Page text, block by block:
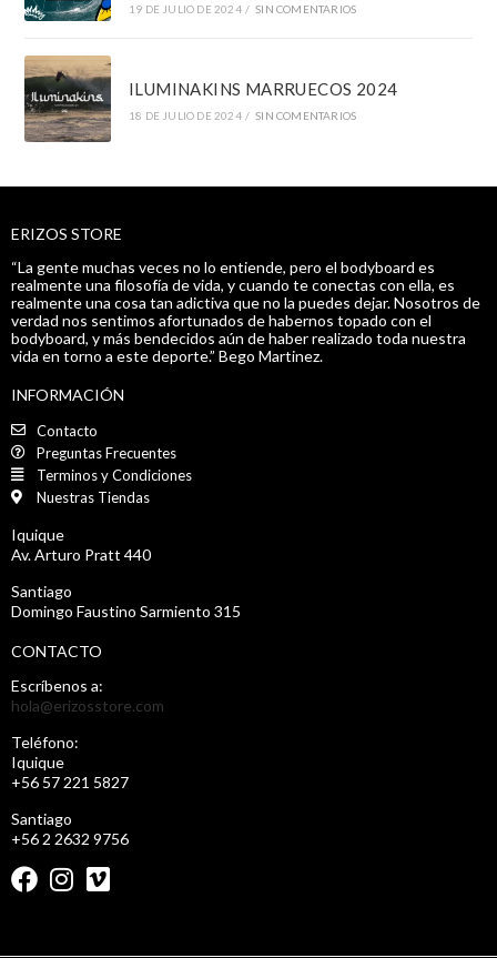
19 DE JULIO DE 2024 / SIN COMENTARIOS
ILUMINAKINS MARRUECOS 2024
18 DE JULIO DE 2024 / SIN COMENTARIOS
ERIZOS STORE
“La gente muchas veces no lo entiende, pero el bodyboard es
realmente una filosofía de vida, y cuando te conectas con ella, es
realmente una cosa tan adictiva que no la puedes dejar. Nosotros de
verdad nos sentimos afortunados de habernos topado con el
bodyboard, y más bendecidos aún de haber realizado toda nuestra
vida en torno a este deporte.” Bego Martinez.
INFORMACIÓN
Contacto
Preguntas Frecuentes
Terminos y Condiciones
Nuestras Tiendas
Iquique
Av. Arturo Pratt 440
Santiago
Domingo Faustino Sarmiento 315
CONTACTO
Escríbenos a:
hola@erizosstore.com
Teléfono:
Iquique
+56 57 221 5827
Santiago
+56 2 2632 9756